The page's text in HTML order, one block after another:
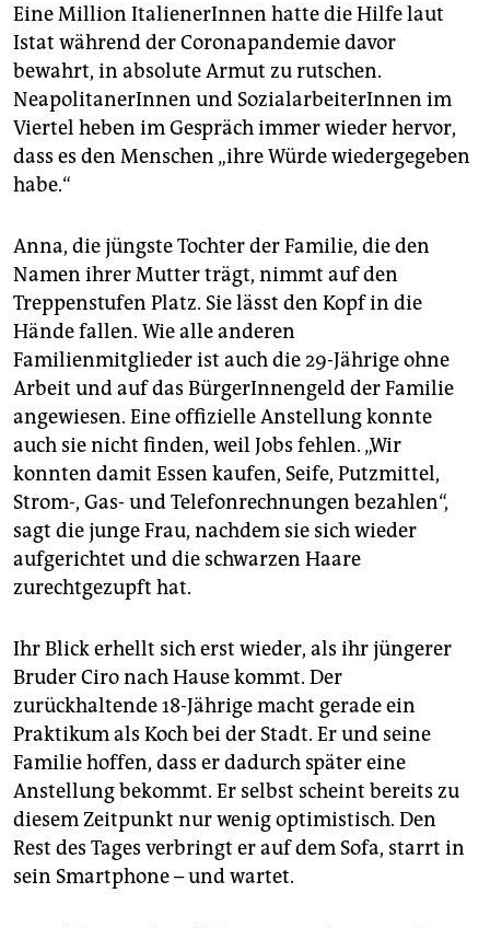
Eine Million ItalienerInnen hatte die Hilfe laut
Istat während der Coronapandemie davor
bewahrt, in absolute Armut zu rutschen.
NeapolitanerInnen und SozialarbeiterInnen im
Viertel heben im Gespräch immer wieder hervor,
dass es den Menschen „ihre Würde wiedergegeben
habe.“
Anna, die jüngste Tochter der Familie, die den
Namen ihrer Mutter trägt, nimmt auf den
Treppenstufen Platz. Sie lässt den Kopf in die
Hände fallen. Wie alle anderen
Familienmitglieder ist auch die 29-Jährige ohne
Arbeit und auf das BürgerInnengeld der Familie
angewiesen. Eine offizielle Anstellung konnte
auch sie nicht finden, weil Jobs fehlen. „Wir
konnten damit Essen kaufen, Seife, Putzmittel,
Strom-, Gas- und Telefonrechnungen bezahlen“,
sagt die junge Frau, nachdem sie sich wieder
aufgerichtet und die schwarzen Haare
zurechtgezupft hat.
Ihr Blick erhellt sich erst wieder, als ihr jüngerer
Bruder Ciro nach Hause kommt. Der
zurückhaltende 18-Jährige macht gerade ein
Praktikum als Koch bei der Stadt. Er und seine
Familie hoffen, dass er dadurch später eine
Anstellung bekommt. Er selbst scheint bereits zu
diesem Zeitpunkt nur wenig optimistisch. Den
Rest des Tages verbringt er auf dem Sofa, starrt in
sein Smartphone – und wartet.